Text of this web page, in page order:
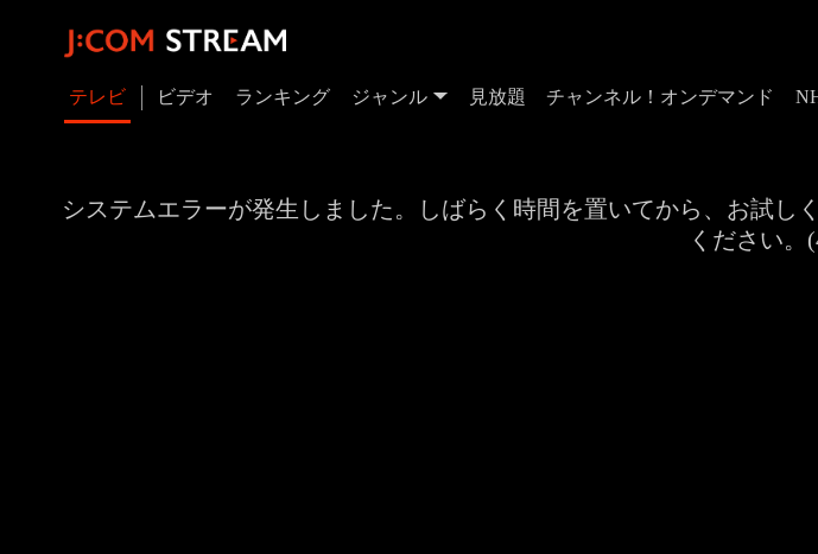
テレビ ビデオ ランキング ジャンル 見放題 チャンネル！オンデマンド
システムエラーが発生しました。しばらく時間を置いてから、お試
ください。